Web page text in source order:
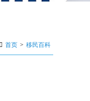
首页 > 移民百科